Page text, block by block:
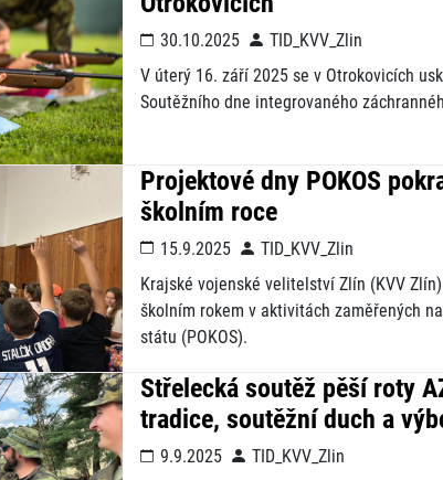
30.10.2025
TID_KVV_Zlin
V úterý 16. září 2025 se v Otrokovicích
Soutěžního dne integrovaného
Projektové dny POKOS
školním roce
15.9.2025
TID_KVV_Zlin
Krajské vojenské velitelství Zlín (KVV
školním rokem v aktivitách zaměřených
státu (POKOS).
Střelecká soutěž pěší roty
tradice, soutěžní duch a
9.9.2025
TID_KVV_Zlin